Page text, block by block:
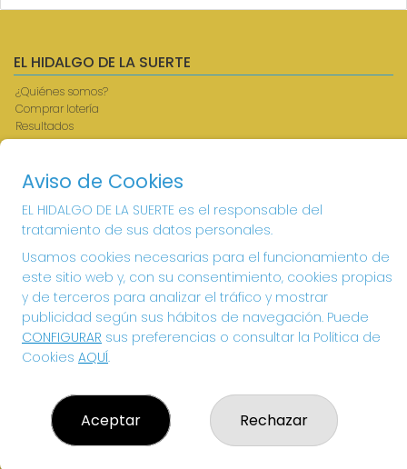
EL HIDALGO DE LA SUERTE
¿Quiénes somos?
Comprar lotería
Resultados
Contacto
Registro
CONTACTO
ADMINISTRACION DE LOTERIAS: 1-VILLANUEVA DE LOS
INFANTES - RECEPTOR OFICIAL: 26615
926360785
Clica aquí para contactar por WhatsApp
605897938
info@elhidalgodelasuerte.com
PLAZA MAYOR, 4 VILLANUEVA DE LOS INFANTES
(Ciudad Real) España
Aviso de Cookies
EL HIDALGO DE LA SUERTE es el responsable del
tratamiento de sus datos personales.
Usamos cookies necesarias para el funcionamiento de
este sitio web y, con su consentimiento, cookies propias
y de terceros para analizar el tráfico y mostrar
publicidad según sus hábitos de navegación. Puede
CONFIGURAR sus preferencias o consultar la Política de
Cookies AQUÍ.
Aceptar Rechazar